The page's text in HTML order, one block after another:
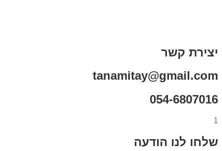
יצירת קשר
tanamitay@gmail.com
054-6807016
1
שלחו לנו הודעה